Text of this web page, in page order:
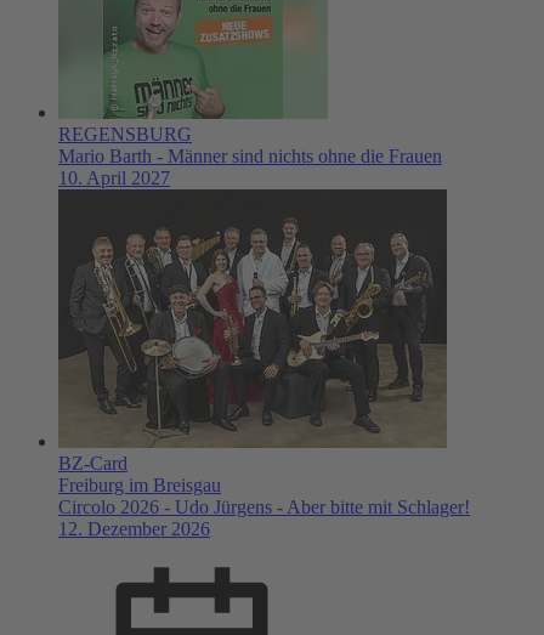
REGENSBURG
Mario Barth - Männer sind nichts ohne die Frauen
10. April 2027
BZ-Card
Freiburg im Breisgau
Circolo 2026 - Udo Jürgens - Aber bitte mit Schlager!
12. Dezember 2026